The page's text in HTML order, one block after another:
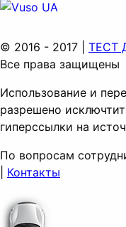
© 2016 - 2017 | ТЕСТ
Все права защищены
Использование и
разрешено
гиперссылки на
По вопросам
Контакты